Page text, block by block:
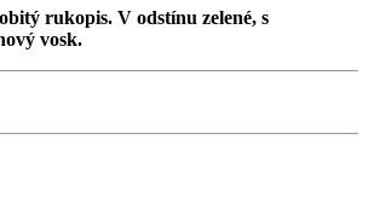
rukopis. V odstínu zelené, s
vosk.